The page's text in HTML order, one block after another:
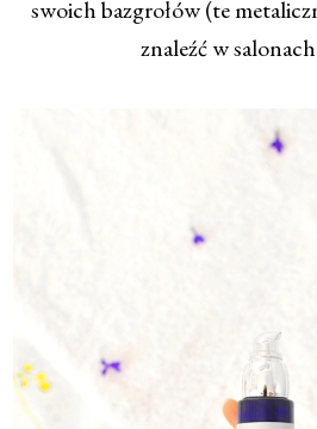
swoich bazgrołów (te
znaleźć w